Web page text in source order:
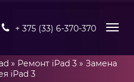
+ 375 (33) 6-370-370
» Ремонт iPad 3 » Замена
iPad 3